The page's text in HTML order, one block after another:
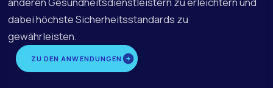
dabei höchste Sicherheitsstandards zu
gewährleisten.
ZU DEN ANWENDUNGEN